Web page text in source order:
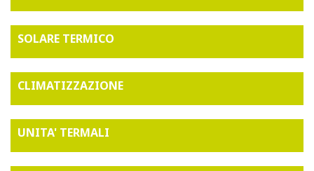
SOLARE TERMICO
CLIMATIZZAZIONE
UNITA' TERMALI